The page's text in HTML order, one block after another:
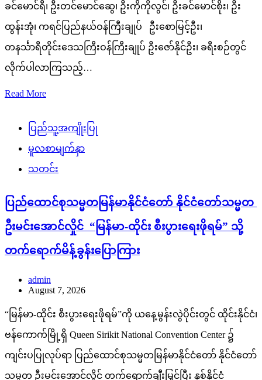
ခင်မောင်ရီ၊ ဦးတင်မောင်ဆွေ၊ ဦးကိုကိုလွင်၊ ဦးခင်မောင်စိုး၊ ဦး
ထွန်းအုံ၊ ကရင်ပြည်နယ်ဝန်ကြီးချုပ် ဦးစောမြင့်ဦး၊
တနင်္သာရီတိုင်းဒေသကြီးဝန်ကြီးချုပ် ဦးဇော်နိုင်ဦး၊ ခရီးစဉ်တွင်
လိုက်ပါလာကြသည့်…
Read More
ပြည်သူ့အကျိုးပြု
မူလစာမျက်နှာ
သတင်း
ပြည်ထောင်စုသမ္မတမြန်မာနိုင်ငံတော် နိုင်ငံတော်သမ္မတ
ဦးမင်းအောင်လှိုင် “မြန်မာ-ထိုင်း စီးပွားရေးဖိုရမ်” သို့
တက်ရောက်မိန့်ခွန်းပြောကြား
admin
August 7, 2026
“မြန်မာ-ထိုင်း စီးပွားရေးဖိုရမ်”ကို ယနေ့မွန်းလွဲပိုင်းတွင် ထိုင်းနိုင်ငံ၊
ဗန်ကောက်မြို့ရှိ Queen Sirikit National Convention Center ၌
ကျင်းပပြုလုပ်ရာ ပြည်ထောင်စုသမ္မတမြန်မာနိုင်ငံတော် နိုင်ငံတော်
သမ္မတ ဦးမင်းအောင်လှိုင် တက်ရောက်ချီးမြှင့်ပြီး နှစ်နိုင်ငံ